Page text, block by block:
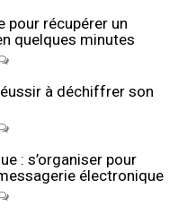
pour récupérer un
quelques minutes
à déchiffrer son
: s’organiser pour
électronique